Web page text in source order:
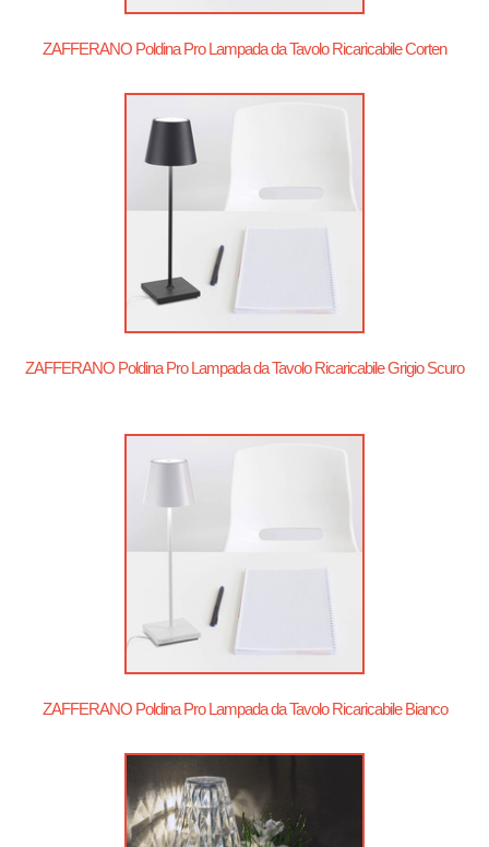
ZAFFERANO Poldina Pro Lampada da Tavolo Ricaricabile Corten
ZAFFERANO Poldina Pro Lampada da Tavolo Ricaricabile Grigio Scuro
ZAFFERANO Poldina Pro Lampada da Tavolo Ricaricabile Bianco